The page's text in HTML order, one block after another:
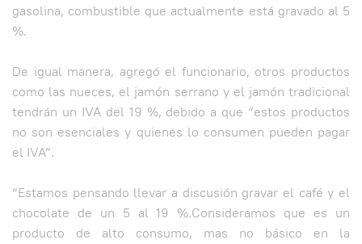
gasolina, combustible que actualmente está gravado al 5
%.
De igual manera, agregó el funcionario, otros productos
como las nueces, el jamón serrano y el jamón tradicional
tendrán un IVA del 19 %, debido a que “estos productos
no son esenciales y quienes lo consumen pueden pagar
el IVA”.
“Estamos pensando llevar a discusión gravar el café y el
chocolate de un 5 al 19 %.Consideramos que es un
producto de alto consumo, mas no básico en la